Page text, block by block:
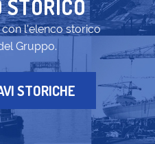
l’elenco storico
Gruppo.
STORICHE